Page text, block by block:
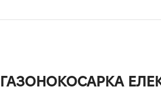
ГАЗОНОКОСАРКА